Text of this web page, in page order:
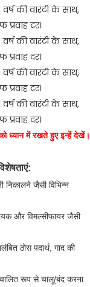
ध्यान में रखते हुए इन्हें देखें।
जैसी विभिन्न
और विमल्सीफायर जैसी
ठोस पदार्थ, गाद की
रूप से चालू/बंद करना